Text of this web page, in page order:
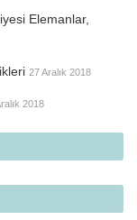
Elemanlar,
27 Aralık 2018
2018